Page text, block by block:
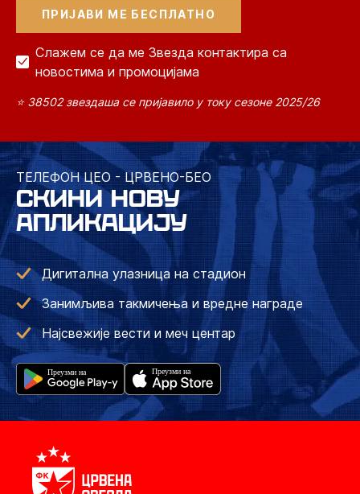
Слажем се да ме Звезда контактира са
новостима и промоцијама
⭐ 38502 звездаша се пријавило у току сезоне 2025/26
ТЕЛЕФОН ЦЕО - ЦРВЕНО-БЕО
СКИНИ НОВУ
АПЛИКАЦИЈУ
Дигитална улазница на стадион
Занимљива такмичења и вредне награде
Најсвежије вести и меч центар